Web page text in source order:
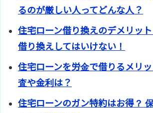
るのが厳しい人ってどんな人？
住宅ローン借り換えのデメリッ
借り換えしてはいけない！
住宅ローンを労金で借りるメリ
査や金利は？
住宅ローンのガン特約はお得？